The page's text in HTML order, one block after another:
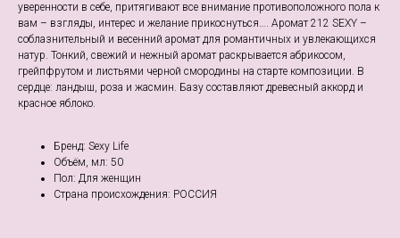
уверенности в себе, притягивают все внимание противоположного пола к
вам – взгляды, интерес и желание прикоснуться…. Аромат 212 SEXY –
соблазнительный и весенний аромат для романтичных и увлекающихся
натур. Тонкий, свежий и нежный аромат раскрывается абрикосом,
грейпфрутом и листьями черной смородины на старте композиции. В
сердце: ландыш, роза и жасмин. Базу составляют древесный аккорд и
красное яблоко.
Бренд: Sexy Life
Объём, мл: 50
Пол: Для женщин
Страна происхождения: РОССИЯ